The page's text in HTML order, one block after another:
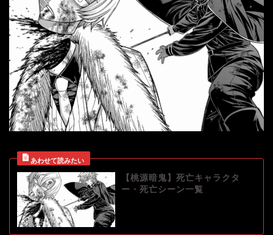
【桃源暗鬼】死亡キャラクタ
ー・死亡シーン一覧